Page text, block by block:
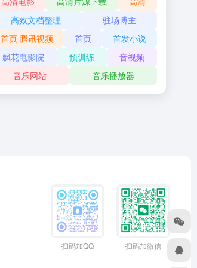
高效文档整理
驻场博主
首页 腾讯视频
首页
首发小说
飘花电影院
预训练
音视频
音乐网站
音乐播放器
扫码加QQ 扫码加微信